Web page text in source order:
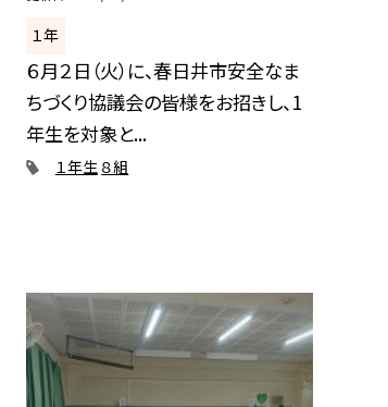
１年
６月２日（火）に、春日井市安全なま
ちづくり協議会の皆様をお招きし、1
年生を対象と...
１年生 ８組